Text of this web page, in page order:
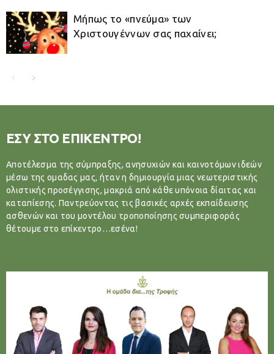
Μήπως το «πνεύμα» των
Χριστουγέννων σας παχαίνει;
ΕΣΥ ΣΤΟ ΕΠΙΚΕΝΤΡΟ!
Αποτέλεσμα της σύμπραξης, ανησυχιών και καινοτόμων ιδεών
μέσω της ομαδας μας, ήταν η δημιουργία μιας νεωτεριστικής
ολιστικής προσέγγισης, μακριά από κάθε υπόνοια δίαιτας και
καταπίεσης. Παντρεύοντας τις βασικές αρχές εκπαίδευσης
ασθενών και του μοντέλου τροποποίησης συμπεριφοράς
θέτουμε στο επίκεντρο…εσένα!